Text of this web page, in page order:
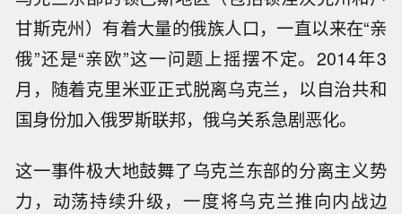
BBC相关报道和视频截图。
虽然这一视频不能直接反映2022年年初俄乌紧张
局势，但其背景与俄乌关系同样脱不开关系。201